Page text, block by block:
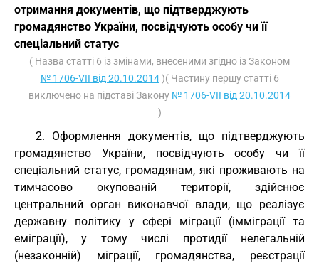
отримання документів, що підтверджують
громадянство України, посвідчують особу чи її
спеціальний статус
( Назва статті 6 із змінами, внесеними згідно із Законом
№ 1706-VII від 20.10.2014)( Частину першу статті 6
виключено на підставі Закону № 1706-VII від 20.10.2014
)
2. Оформлення документів, що підтверджують
громадянство України, посвідчують особу чи її
спеціальний статус, громадянам, які проживають на
тимчасово окупованій території, здійснює
центральний орган виконавчої влади, що реалізує
державну політику у сфері міграції (імміграції та
еміграції), у тому числі протидії нелегальній
(незаконній) міграції, громадянства, реєстрації